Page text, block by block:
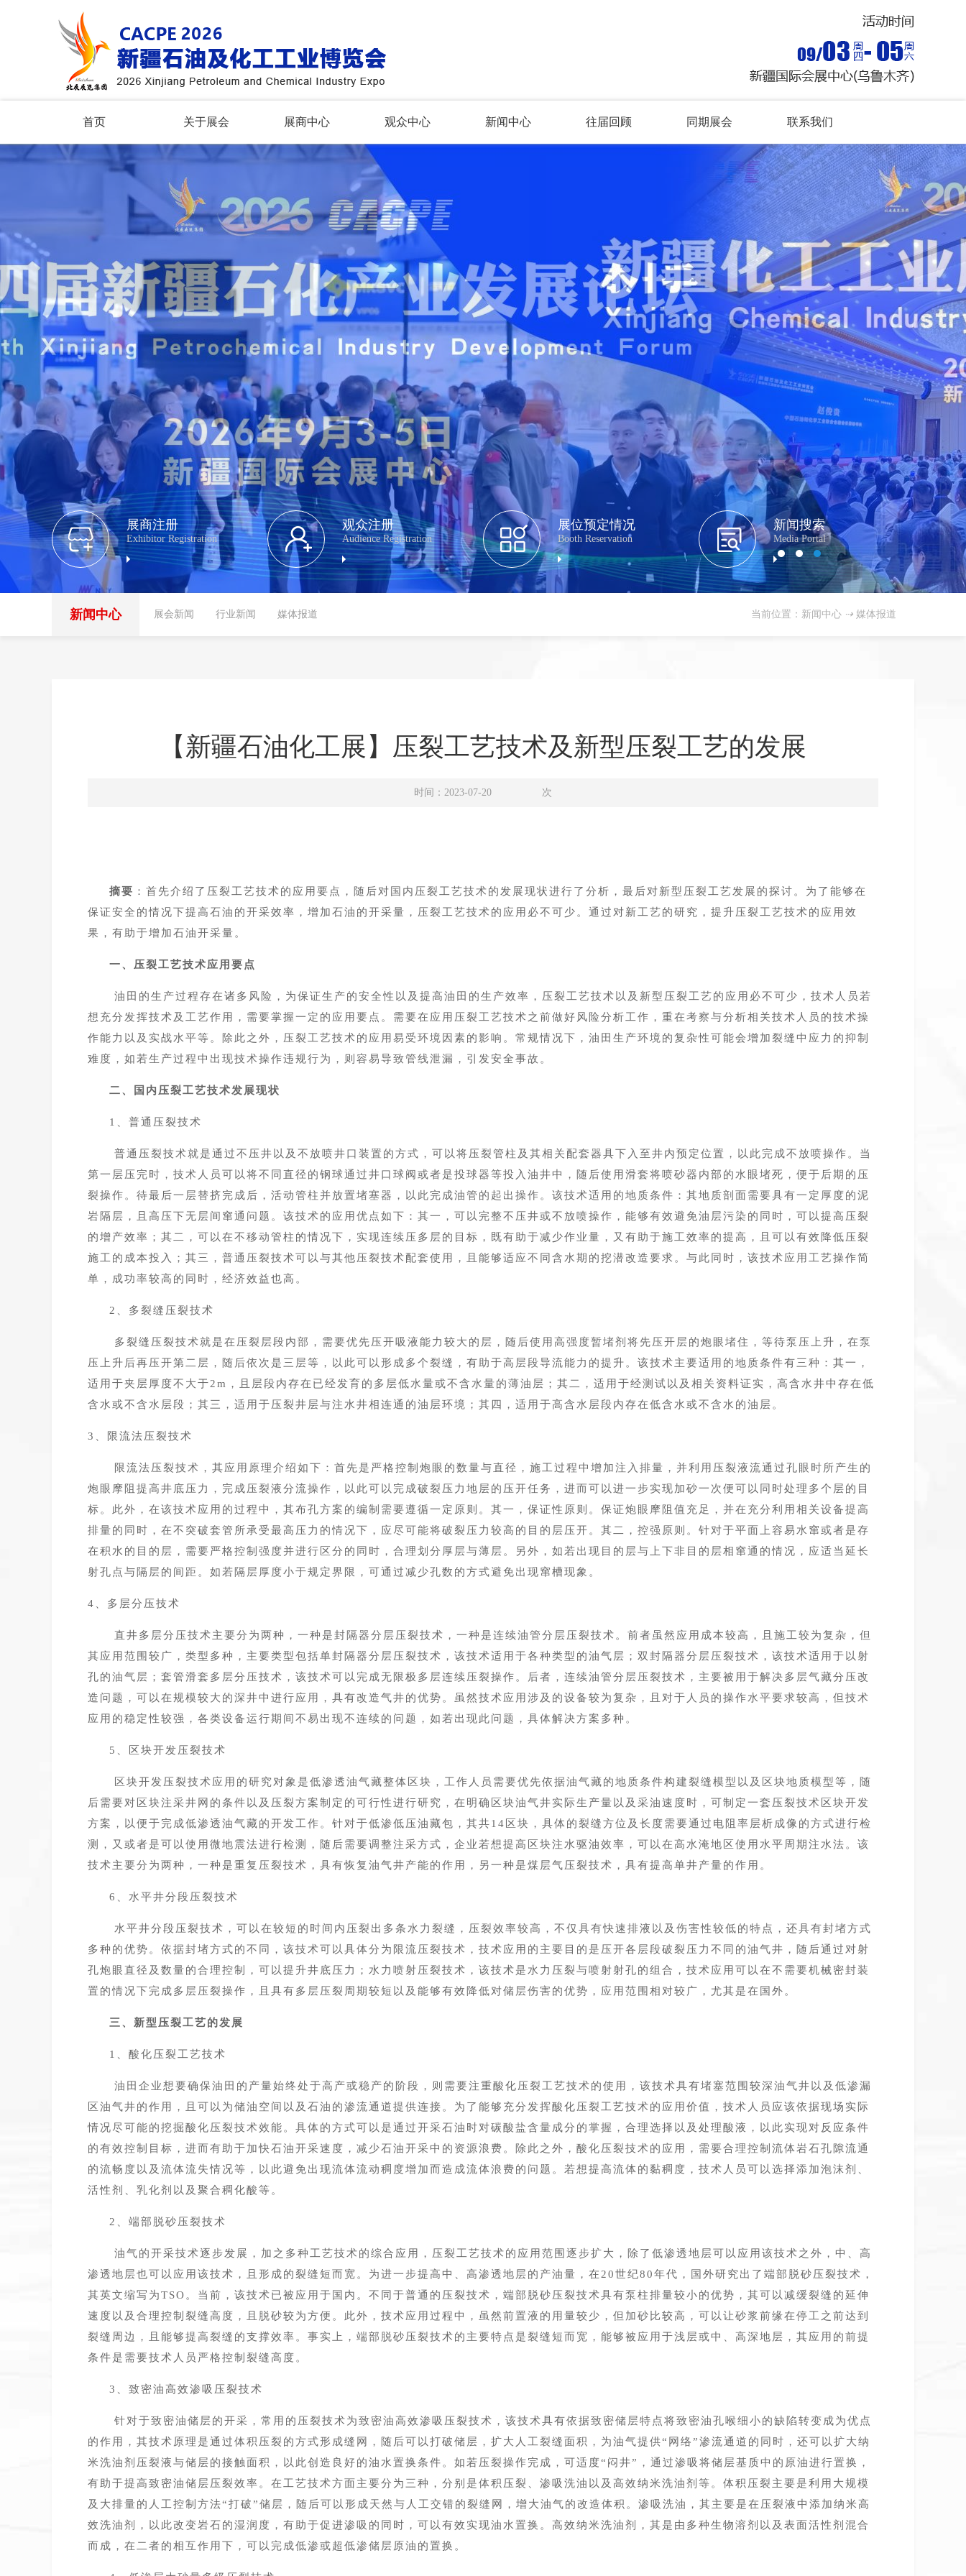
首页 关于展会 展商中心 观众中心 新闻中心 往届回顾 同期展会 联系我们
展商注册
Exhibitor Registration
观众注册
Audience Registration
展位预定情况
Booth Reservation
新闻搜索
Media Portal
新闻中心 展会新闻 行业新闻 媒体报道 当前位置：新闻中心 ⇢ 媒体报道
【新疆石油化工展】压裂工艺技术及新型压裂工艺的发展
时间：2023-07-20 次
摘要 ： 首先介绍了压裂工艺技术的应用要点，随后对国内压裂工艺技术的发展现状进行了分析，最后对新型压裂工艺发展的探讨。为了能够在
保证安全的情况下提高石油的开采效率，增加石油的开采量，压裂工艺技术的应用必不可少。通过对新工艺的研究，提升压裂工艺技术的应用效
果，有助于增加石油开采量。
一、 压裂工艺技术应用要点
油田的生产过程存在诸多风险，为保证生产的安全性以及提高油田的生产效率，压裂工艺技术以及新型压裂工艺的应用必不可少，技术人员若
想充分发挥技术及工艺作用，需要掌握一定的应用要点。需要在应用压裂工艺技术之前做好风险分析工作，重在考察与分析相关技术人员的技术操
作能力以及实战水平等。除此之外，压裂工艺技术的应用易受环境因素的影响。常规情况下，油田生产环境的复杂性可能会增加裂缝中应力的抑制
难度，如若生产过程中出现技术操作违规行为，则容易导致管线泄漏，引发安全事故。
二、国内压裂工艺技术发展现状
1、普通压裂技术
普通压裂技术就是通过不压井以及不放喷井口装置的方式，可以将压裂管柱及其相关配套器具下入至井内预定位置，以此完成不放喷操作。当
第一层压完时，技术人员可以将不同直径的钢球通过井口球阀或者是投球器等投入油井中，随后使用滑套将喷砂器内部的水眼堵死，便于后期的压
裂操作。待最后一层替挤完成后，活动管柱并放置堵塞器，以此完成油管的起出操作。该技术适用的地质条件：其地质剖面需要具有一定厚度的泥
岩隔层，且高压下无层间窜通问题。该技术的应用优点如下：其一，可以完整不压井或不放喷操作，能够有效避免油层污染的同时，可以提高压裂
的增产效率；其二，可以在不移动管柱的情况下，实现连续压多层的目标，既有助于减少作业量，又有助于施工效率的提高，且可以有效降低压裂
施工的成本投入；其三，普通压裂技术可以与其他压裂技术配套使用，且能够适应不同含水期的挖潜改造要求。与此同时，该技术应用工艺操作简
单，成功率较高的同时，经济效益也高。
2、 多裂缝压裂技术
多裂缝压裂技术就是在压裂层段内部，需要优先压开吸液能力较大的层，随后使用高强度暂堵剂将先压开层的炮眼堵住，等待泵压上升，在泵
压上升后再压开第二层，随后依次是三层等，以此可以形成多个裂缝，有助于高层段导流能力的提升。该技术主要适用的地质条件有三种：其一，
适用于夹层厚度不大于2m，且层段内存在已经发育的多层低水量或不含水量的薄油层；其二，适用于经测试以及相关资料证实，高含水井中存在低
含水或不含水层段；其三，适用于压裂井层与注水井相连通的油层环境；其四，适用于高含水层段内存在低含水或不含水的油层。
3、 限流法压裂技术
限流法压裂技术，其应用原理介绍如下：首先是严格控制炮眼的数量与直径，施工过程中增加注入排量，并利用压裂液流通过孔眼时所产生的
炮眼摩阻提高井底压力，完成压裂液分流操作，以此可以完成破裂压力地层的压开任务，进而可以进一步实现加砂一次便可以同时处理多个层的目
标。此外，在该技术应用的过程中，其布孔方案的编制需要遵循一定原则。其一，保证性原则。保证炮眼摩阻值充足，并在充分利用相关设备提高
排量的同时，在不突破套管所承受最高压力的情况下，应尽可能将破裂压力较高的目的层压开。其二，控强原则。针对于平面上容易水窜或者是存
在积水的目的层，需要严格控制强度并进行区分的同时，合理划分厚层与薄层。另外，如若出现目的层与上下非目的层相窜通的情况，应适当延长
射孔点与隔层的间距。如若隔层厚度小于规定界限，可通过减少孔数的方式避免出现窜槽现象。
4、 多层分压技术
直井多层分压技术主要分为两种，一种是封隔器分层压裂技术，一种是连续油管分层压裂技术。前者虽然应用成本较高，且施工较为复杂，但
其应用范围较广，类型多种，主要类型包括单封隔器分层压裂技术，该技术适用于各种类型的油气层；双封隔器分层压裂技术，该技术适用于以射
孔的油气层；套管滑套多层分压技术，该技术可以完成无限极多层连续压裂操作。后者，连续油管分层压裂技术，主要被用于解决多层气藏分压改
造问题，可以在规模较大的深井中进行应用，具有改造气井的优势。虽然技术应用涉及的设备较为复杂，且对于人员的操作水平要求较高，但技术
应用的稳定性较强，各类设备运行期间不易出现不连续的问题，如若出现此问题，具体解决方案多种。
5、区块开发压裂技术
区块开发压裂技术应用的研究对象是低渗透油气藏整体区块，工作人员需要优先依据油气藏的地质条件构建裂缝模型以及区块地质模型等，随
后需要对区块注采井网的条件以及压裂方案制定的可行性进行研究，在明确区块油气井实际生产量以及采油速度时，可制定一套压裂技术区块开发
方案，以便于完成低渗透油气藏的开发工作。针对于低渗低压油藏包，其共14区块，具体的裂缝方位及长度需要通过电阻率层析成像的方式进行检
测，又或者是可以使用微地震法进行检测，随后需要调整注采方式，企业若想提高区块注水驱油效率，可以在高水淹地区使用水平周期注水法。该
技术主要分为两种，一种是重复压裂技术，具有恢复油气井产能的作用，另一种是煤层气压裂技术，具有提高单井产量的作用。
6、水平井分段压裂技术
水平井分段压裂技术，可以在较短的时间内压裂出多条水力裂缝，压裂效率较高，不仅具有快速排液以及伤害性较低的特点，还具有封堵方式
多种的优势。依据封堵方式的不同，该技术可以具体分为限流压裂技术，技术应用的主要目的是压开各层段破裂压力不同的油气井，随后通过对射
孔炮眼直径及数量的合理控制，可以提升井底压力；水力喷射压裂技术，该技术是水力压裂与喷射射孔的组合，技术应用可以在不需要机械密封装
置的情况下完成多层压裂操作，且具有多层压裂周期较短以及能够有效降低对储层伤害的优势，应用范围相对较广，尤其是在国外。
三、新型压裂工艺的发展
1、酸化压裂工艺技术
油田企业想要确保油田的产量始终处于高产或稳产的阶段，则需要注重酸化压裂工艺技术的使用，该技术具有堵塞范围较深油气井以及低渗漏
区油气井的作用，且可以为储油空间以及石油的渗流通道提供连接。为了能够充分发挥酸化压裂工艺技术的应用价值，技术人员应该依据现场实际
情况尽可能的挖掘酸化压裂技术效能。具体的方式可以是通过开采石油时对碳酸盐含量成分的掌握，合理选择以及处理酸液，以此实现对反应条件
的有效控制目标，进而有助于加快石油开采速度，减少石油开采中的资源浪费。除此之外，酸化压裂技术的应用，需要合理控制流体岩石孔隙流通
的流畅度以及流体流失情况等，以此避免出现流体流动稠度增加而造成流体浪费的问题。若想提高流体的黏稠度，技术人员可以选择添加泡沫剂、
活性剂、乳化剂以及聚合稠化酸等。
2、 端部脱砂压裂技术
油气的开采技术逐步发展，加之多种工艺技术的综合应用，压裂工艺技术的应用范围逐步扩大，除了低渗透地层可以应用该技术之外，中、高
渗透地层也可以应用该技术，且形成的裂缝短而宽。为进一步提高中、高渗透地层的产油量，在 20世纪80年代，国外研究出了端部脱砂压裂技术，
其英文缩写为TSO。当前，该技术已被应用于国内。不同于普通的压裂技术，端部脱砂压裂技术具有泵柱排量较小的优势，其可以减缓裂缝的延伸
速度以及合理控制裂缝高度，且脱砂较为方便。此外，技术应用过程中，虽然前置液的用量较少，但加砂比较高，可以让砂浆前缘在停工之前达到
裂缝周边，且能够提高裂缝的支撑效率。事实上，端部脱砂压裂技术的主要特点是裂缝短而宽，能够被应用于浅层或中、高深地层，其应用的前提
条件是需要技术人员严格控制裂缝高度。
3、致密油高效渗吸压裂技术
针对于致密油储层的开采，常用的压裂技术为致密油高效渗吸压裂技术，该技术具有依据致密储层特点将致密油孔喉细小的缺陷转变成为优点
的作用，其技术原理是通过体积压裂的方式形成缝网，随后可以打破储层，扩大人工裂缝面积，为油气提供“网络”渗流通道的同时，还可以扩大纳
米洗油剂压裂液与储层的接触面积，以此创造良好的油水置换条件。如若压裂操作完成，可适度“闷井”，通过渗吸将储层基质中的原油进行置换，
有助于提高致密油储层压裂效率。在工艺技术方面主要分为三种，分别是体积压裂、渗吸洗油以及高效纳米洗油剂等。体积压裂主要是利用大规模
及大排量的人工控制方法“打破”储层，随后可以形成天然与人工交错的裂缝网，增大油气的改造体积。渗吸洗油，其主要是在压裂液中添加纳米高
效洗油剂，以此改变岩石的湿润度，有助于促进渗吸的同时，可以有效实现油水置换。高效纳米洗油剂，其是由多种生物溶剂以及表面活性剂混合
而成，在二者的相互作用下，可以完成低渗或超低渗储层原油的置换。